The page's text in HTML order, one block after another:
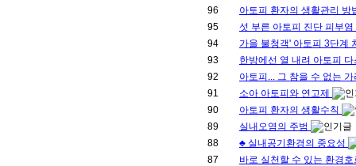
96
아토피 환자의 생활관리 방
95
섯 부른 아토피 진단 피부
94
가을 불청객' 아토피 3단계
93
한방에선 열 내려 아토피
92
아토피... 그 참을 수 없는
91
소아 아토피와 연고제
90
아토피 환자의 생활수칙
89
실내오염의 주범
88
♣ 실내공기환경의 중요성
87
바로 실천할 수 있는 환경